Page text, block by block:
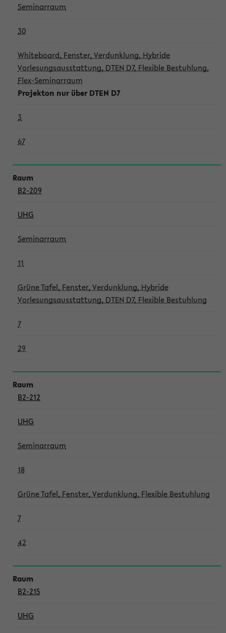
Seminarraum
30
Whiteboard, Fenster, Verdunklung, Hybride
Vorlesungsausstattung, DTEN D7, Flexible Bestuhlung,
Flex-Seminarraum
Projekton nur über DTEN D7
3
67
B2-209
UHG
Seminarraum
11
Grüne Tafel, Fenster, Verdunklung, Hybride
Vorlesungsausstattung, DTEN D7, Flexible Bestuhlung
7
29
B2-212
UHG
Seminarraum
18
Grüne Tafel, Fenster, Verdunklung, Flexible Bestuhlung
7
42
B2-215
UHG